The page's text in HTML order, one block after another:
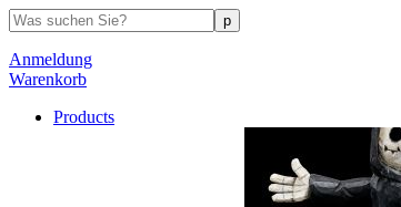
Anmeldung
Warenkorb
Products